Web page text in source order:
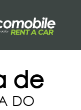
de
DO